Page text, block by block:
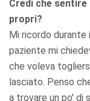
Credi che
propri?
Mi ricordo
paziente mi
che voleva
lasciato. Penso
a trovare un po' di